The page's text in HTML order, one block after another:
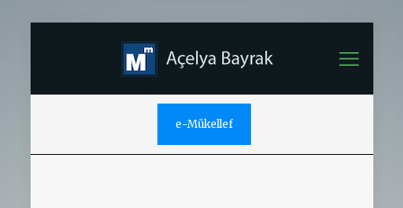
e-Mükellef